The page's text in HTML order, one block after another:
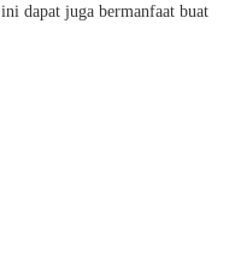
ini dapat juga bermanfaat buat